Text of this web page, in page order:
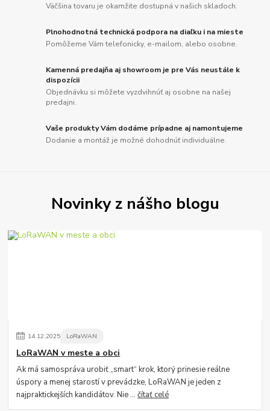
Väčšina tovaru je okamžite dostupná v našich skladoch.
Plnohodnotná technická podpora na diaľku i na mieste
Pomôžeme Vám telefonicky, e-mailom, alebo osobne.
Kamenná predajňa aj showroom je pre Vás neustále k
dispozícii
Objednávku si môžete vyzdvihnúť aj osobne na našej
predajni.
Vaše produkty Vám dodáme prípadne aj namontujeme
Dodanie a montáž je možné dohodnúť individuálne.
Novinky z nášho blogu
14.12.2025 LoRaWAN
LoRaWAN v meste a obci
Ak má samospráva urobiť „smart“ krok, ktorý prinesie reálne
úspory a menej starostí v prevádzke, LoRaWAN je jeden z
najpraktickejších kandidátov. Nie ...čítať celé